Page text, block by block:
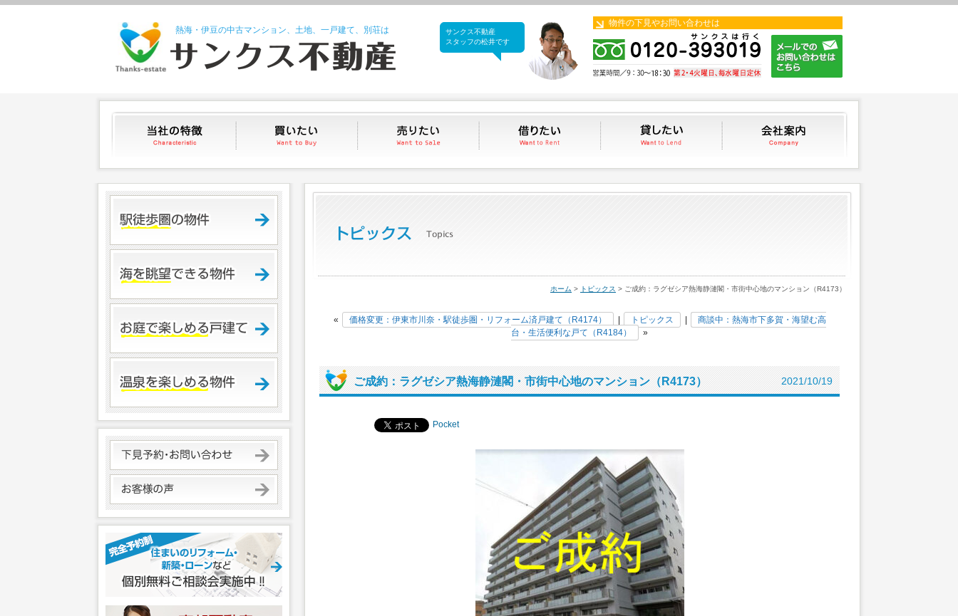
熱海・伊豆の中古マンション、土地、一戸建て、別荘は
サンクス不動産
サンクス不動産
スタッフの松井です
物件の下見やお問い合わせは
当社の特徴 買いたい 売りたい 借りたい 貸したい
ホーム > トピックス > ご成約：ラグゼシア熱海静漣閣・市街中心地のマンション（R4173）
« 価格変更：伊東市川奈・駅徒歩圏・リフォーム済戸建て（R4174） トピックス
商談中：熱海市下多賀・海望む高
台・生活便利な戸て（R4184）
»
ご成約：ラグゼシア熱海静漣閣・市街中心地のマンション（R4173） 2021/10/19
Pocket